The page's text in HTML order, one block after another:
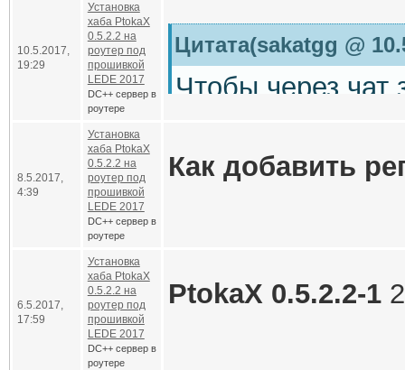
программа для
ptokax (возможно
src-git
./scripts/
ARM7это тип
QUADRANT.И
10.5.2017,
19:29
Установка
хаба PtokaX
0.5.2.2 на
роутер под
прошивкой
LEDE 2017
DC++ сервер в
роутере
Цитата(sakatgg @
Чтобы через чат
!addreguser
8.5.2017,
4:39
Установка
хаба PtokaX
0.5.2.2 на
роутер под
прошивкой
LEDE 2017
DC++ сервер в
роутере
Как добавить
- master
1 - operator
6.5.2017,
17:59
Установка
хаба PtokaX
0.5.2.2 на
роутер под
прошивкой
LEDE 2017
DC++ сервер в
роутере
PtokaX 0.5.2.2-1